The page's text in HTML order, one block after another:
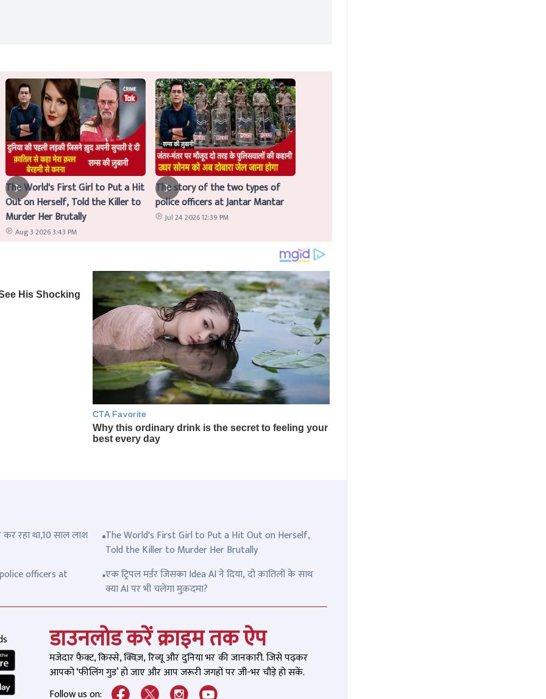
The World's First Girl to Put a Hit
Out on Herself, Told the Killer to
Murder Her Brutally
Aug 3 2026 3:43 PM
The story of the two types of
police officers at Jantar Mantar
Jul 24 2026 12:39 PM
रहा था,10 साल लाश
The World's First Girl to Put a Hit Out on Herself,
Told the Killer to Murder Her Brutally
officers at
एक ट्रिपल मर्डर जिसका Idea AI ने दिया, दो क़ातिलों के साथ
क्या AI पर भी चलेगा मुक़दमा?
डाउनलोड करें क्राइम तक ऐप
मजेदार फैक्ट, किस्से, क्विज़, रिव्यू और दुनिया भर की जानकारी. जिसे पढ़कर
आपको ‘फीलिंग गुड’ हो जाए और आप जरूरी जगहों पर जी-भर चौड़े हो सकें.
Follow us on: